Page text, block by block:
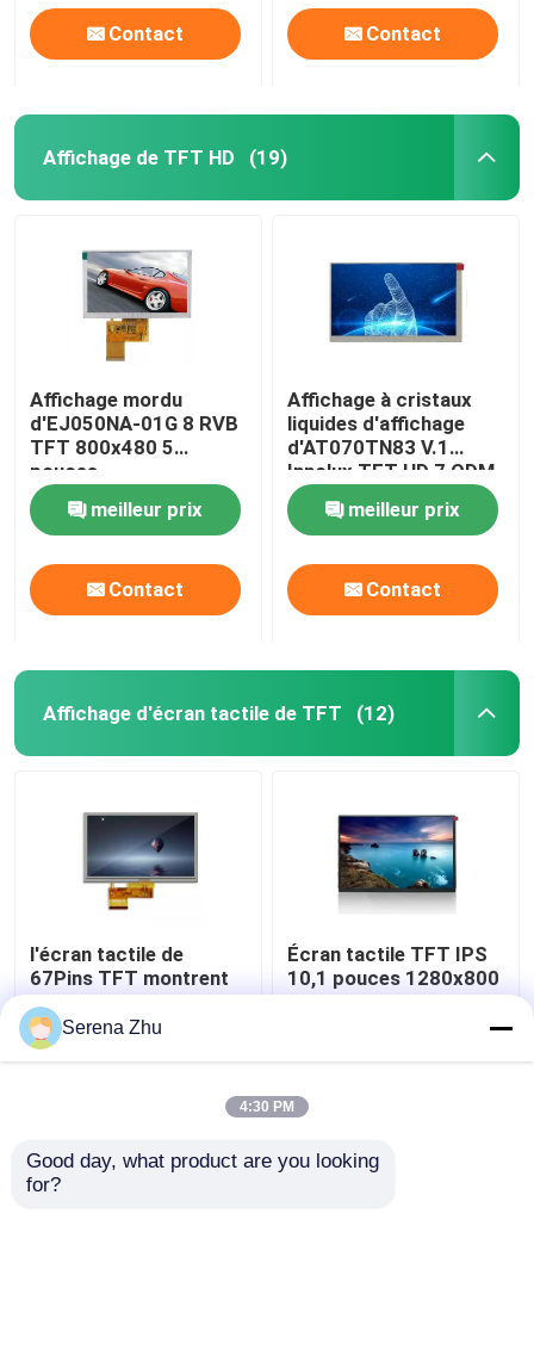
Contact Contact
Affichage de TFT HD (19)
Affichage mordu
d'EJ050NA-01G 8 RVB
TFT 800x480 5
pouces
meilleur prix
Contact
Affichage à cristaux
liquides d'affichage
d'AT070TN83 V.1
Innolux TFT HD 7 ODM
de l'affichage d'écran
tactile de pouce HDMI
meilleur prix
Contact
Affichage d'écran tactile de TFT (12)
l'écran tactile de
67Pins TFT montrent
AT050TN34 V.1
affichage Hdmi
400cd/M2 d'affichage
meilleur prix
Écran tactile TFT IPS
10,1 pouces 1280x800
40 broches Moniteur
meilleur prix
Serena Zhu
4:30 PM
Good day, what product are you looking
for?